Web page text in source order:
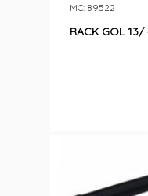
RACK GOL 13/
MC: 89522